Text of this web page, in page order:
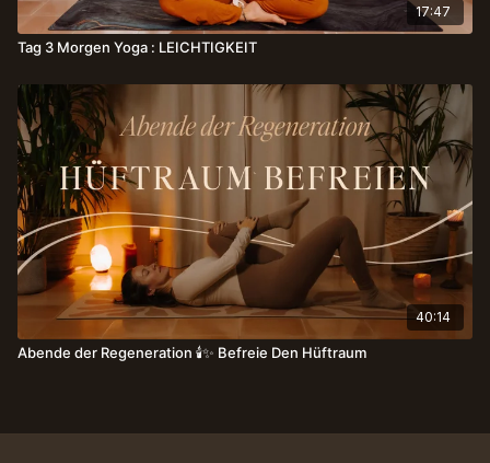
17:47
Tag 3 Morgen Yoga : LEICHTIGKEIT
40:14
Abende der Regeneration 🕯️✨ Befreie Den Hüftraum